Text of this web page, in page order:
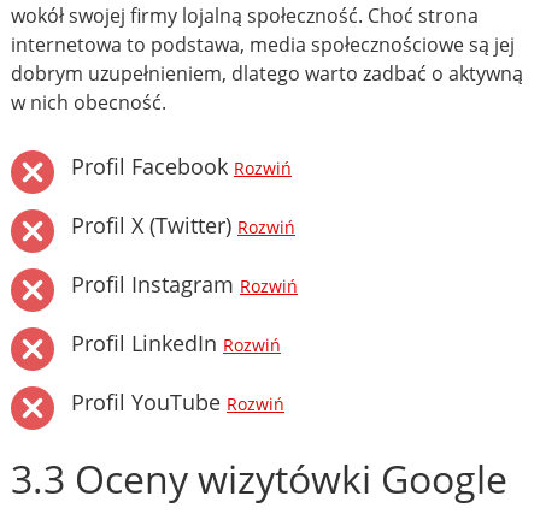
wokół swojej firmy lojalną społeczność. Choć strona
internetowa to podstawa, media społecznościowe są jej
dobrym uzupełnieniem, dlatego warto zadbać o aktywną
w nich obecność.
Profil Facebook Rozwiń
Profil X (Twitter) Rozwiń
Profil Instagram Rozwiń
Profil LinkedIn Rozwiń
Profil YouTube Rozwiń
3.3 Oceny wizytówki Google